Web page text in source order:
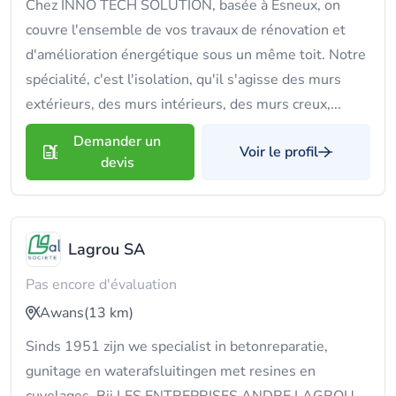
Chez INNO TECH SOLUTION, basée à Esneux, on
couvre l'ensemble de vos travaux de rénovation et
d'amélioration énergétique sous un même toit. Notre
spécialité, c'est l'isolation, qu'il s'agisse des murs
extérieurs, des murs intérieurs, des murs creux,...
Demander un
devis
Voir le profil
Lagrou SA
Pas encore d'évaluation
Awans(13 km)
Sinds 1951 zijn we specialist in betonreparatie,
gunitage en waterafsluitingen met resines en